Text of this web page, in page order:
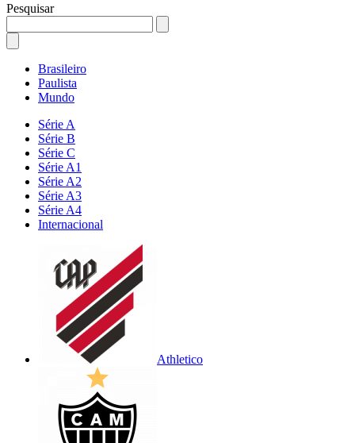
Pesquisar
Brasileiro
Paulista
Mundo
Série A
Série B
Série C
Série A1
Série A2
Série A3
Série A4
Internacional
Athletico